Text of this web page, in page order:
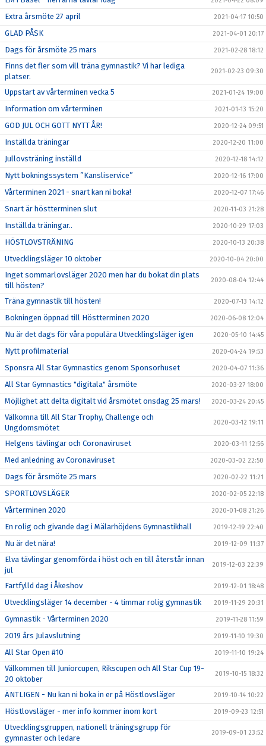
Extra årsmöte 27 april 2021-04-17 10:50
GLAD PÅSK 2021-04-01 20:17
Dags för årsmöte 25 mars 2021-02-28 18:12
Finns det fler som vill träna gymnastik? Vi har lediga
platser.
2021-02-23 09:30
Uppstart av vårterminen vecka 5 2021-01-24 19:00
Information om vårterminen 2021-01-13 15:20
GOD JUL OCH GOTT NYTT ÅR! 2020-12-24 09:51
Inställda träningar 2020-12-20 11:00
Jullovsträning inställd 2020-12-18 14:12
Nytt bokningssystem ”Kansliservice” 2020-12-16 17:00
Vårterminen 2021 - snart kan ni boka! 2020-12-07 17:46
Snart är höstterminen slut 2020-11-03 21:28
Inställda träningar.. 2020-10-29 17:03
HÖSTLOVSTRÄNING 2020-10-13 20:38
Utvecklingsläger 10 oktober 2020-10-04 20:00
Inget sommarlovsläger 2020 men har du bokat din plats
till hösten?
2020-08-04 12:44
Träna gymnastik till hösten! 2020-07-13 14:12
Bokningen öppnad till Höstterminen 2020 2020-06-08 12:04
Nu är det dags för våra populära Utvecklingsläger igen 2020-05-10 14:45
Nytt profilmaterial 2020-04-24 19:53
Sponsra All Star Gymnastics genom Sponsorhuset 2020-04-07 11:36
All Star Gymnastics "digitala" årsmöte 2020-03-27 18:00
Möjlighet att delta digitalt vid årsmötet onsdag 25 mars! 2020-03-24 20:45
Välkomna till All Star Trophy, Challenge och
Ungdomsmötet
2020-03-12 19:11
Helgens tävlingar och Coronaviruset 2020-03-11 12:56
Med anledning av Coronaviruset 2020-03-02 22:50
Dags för årsmöte 25 mars 2020-02-22 11:21
SPORTLOVSLÄGER 2020-02-05 22:18
Vårterminen 2020 2020-01-08 21:26
En rolig och givande dag i Mälarhöjdens Gymnastikhall 2019-12-19 22:40
Nu är det nära! 2019-12-09 11:37
Elva tävlingar genomförda i höst och en till återstår innan
jul
2019-12-03 22:39
Fartfylld dag i Åkeshov 2019-12-01 18:48
Utvecklingsläger 14 december - 4 timmar rolig gymnastik 2019-11-29 20:31
Gymnastik - Vårterminen 2020 2019-11-28 11:59
2019 års Julavslutning 2019-11-10 19:30
All Star Open #10 2019-11-10 19:24
Välkommen till Juniorcupen, Rikscupen och All Star Cup 19-
20 oktober
2019-10-15 18:32
ÄNTLIGEN - Nu kan ni boka in er på Höstlovsläger 2019-10-14 10:22
Höstlovsläger - mer info kommer inom kort 2019-09-23 12:51
Utvecklingsgruppen, nationell träningsgrupp för
gymnaster och ledare
2019-09-01 23:52